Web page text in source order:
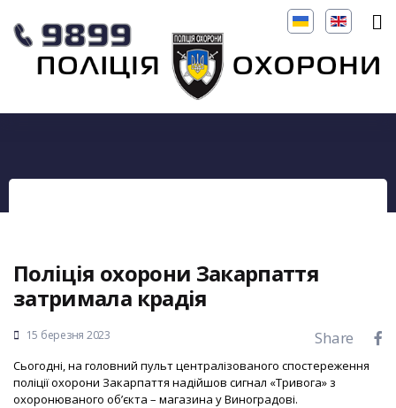
Поліція охорони Закарпаття
затримала крадія
15 березня 2023 Share
Сьогодні, на головний пульт централізованого спостереження
поліції охорони Закарпаття надійшов сигнал «Тривога» з
охоронюваного об’єкта – магазина у Виноградові.